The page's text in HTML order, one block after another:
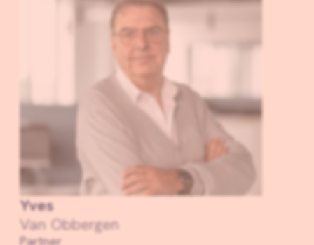
Yves
Van Obbergen
Partner